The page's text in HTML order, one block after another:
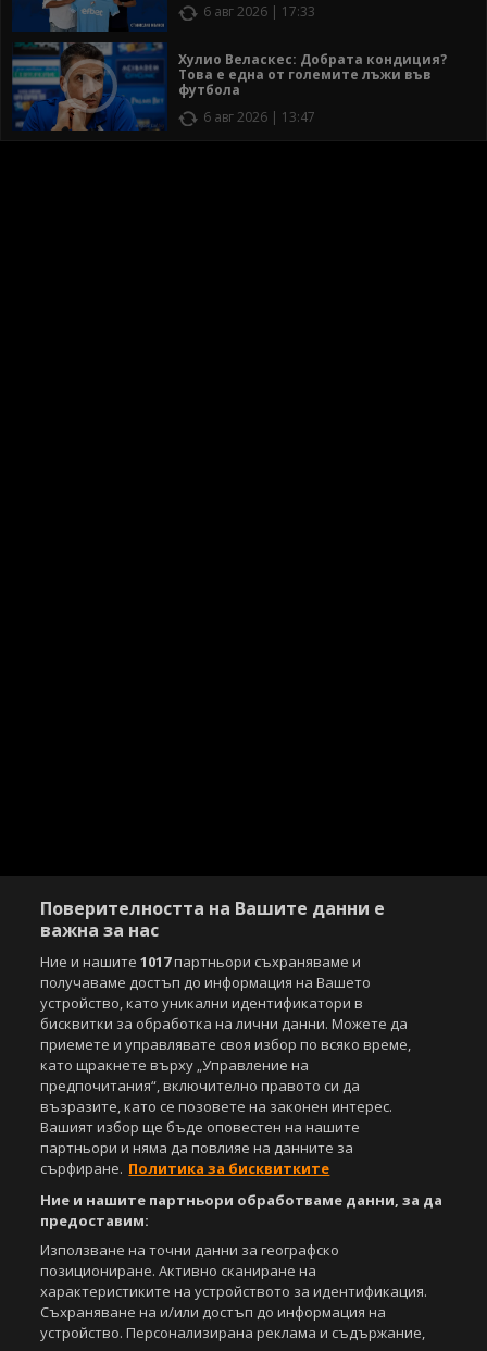
6 авг 2026 | 17:33
Хулио Веласкес: Добрата кондиция?
Това е една от големите лъжи във
футбола
6 авг 2026 | 13:47
Copyright © 2007-2026 Агенция Спортал. Всички права запазени.
Този уебсайт е собственост на Sportal Media Group
За нас Екип За рекламa
Общи условия
Етични правила на НСС
Лични данни
Управление на предпочитания
Съдържанието на този уеб сайт и технологиите, използвани в него, са
под закрила на Закона за авторското право и сродните му права.
видео материали, публикувани в сайта, са собственост на Агенция
Спортал, освен ако изрично е посочено друго. Допуска се
публикуване на текстови материали само след писмено съгласие на
Агенция Спортал, посочване на източника и добавяне на линк към
www.sportal.bg. Използването на графични и видео материали,
публикувани в сайта, е строго забранено. Нарушителите ще бъдат
санкционирани с цялата строгост на закона.
Поверителността на Вашите данни е
важна за нас
Ние и нашите1017партньори съхраняваме и
получаваме достъп до информация на Вашето
устройство, като уникални идентификатори в
бисквитки за обработка на лични данни. Можете да
приемете и управлявате своя избор по всяко време,
като щракнете върху „Управление на
предпочитания“, включително правото си да
възразите, като се позовете на законен интерес.
Вашият избор ще бъде оповестен на нашите
партньори и няма да повлияе на данните за
сърфиране. Политика за бисквитките
Ние и нашите партньори обработваме данни, за да
предоставим:
Използване на точни данни за географско
позициониране. Активно сканиране на
характеристиките на устройството за идентификация.
Съхраняване на и/или достъп до информация на
устройство. Персонализирана реклама и съдържание,